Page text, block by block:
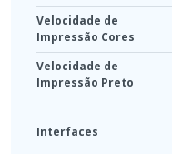
Velocidade de
Impressão Cores
Velocidade de
Impressão Preto
Interfaces